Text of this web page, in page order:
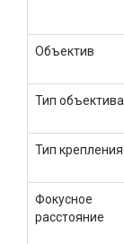
Объектив
Тип объектива
Тип крепления
Фокусное
расстояние